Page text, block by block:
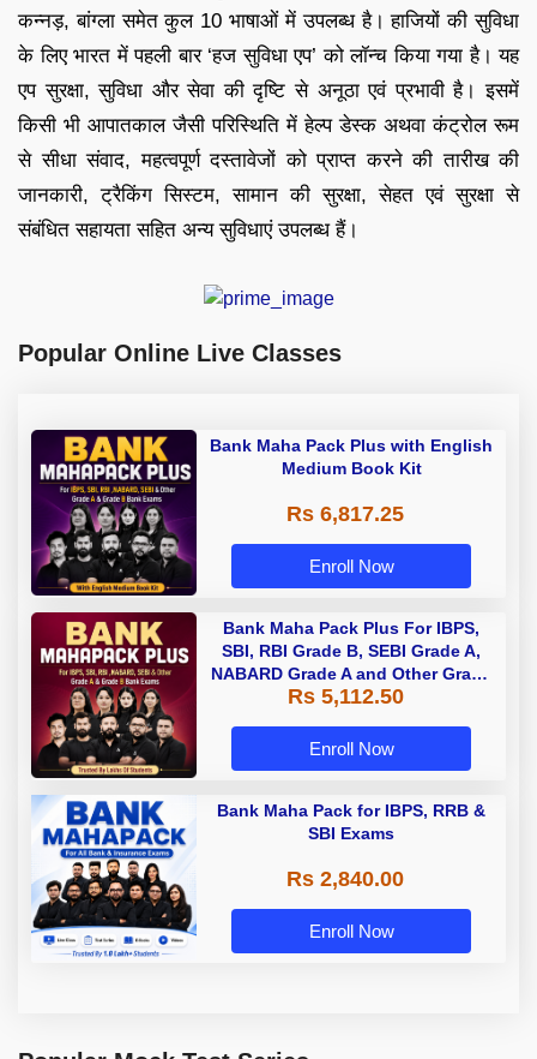
कन्नड़, बांग्ला समेत कुल 10 भाषाओं में उपलब्ध है। हाजियों की सुविधा
के लिए भारत में पहली बार ‘हज सुविधा एप’ को लॉन्च किया गया है। यह
एप सुरक्षा, सुविधा और सेवा की दृष्टि से अनूठा एवं प्रभावी है। इसमें
किसी भी आपातकाल जैसी परिस्थिति में हेल्प डेस्क अथवा कंट्रोल रूम
से सीधा संवाद, महत्वपूर्ण दस्तावेजों को प्राप्त करने की तारीख की
जानकारी, ट्रैकिंग सिस्टम, सामान की सुरक्षा, सेहत एवं सुरक्षा से
संबंधित सहायता सहित अन्य सुविधाएं उपलब्ध हैं।
Popular Online Live Classes
Bank Maha Pack Plus with English
Medium Book Kit
Rs 6,817.25
Enroll Now
Bank Maha Pack Plus For IBPS,
SBI, RBI Grade B, SEBI Grade A,
NABARD Grade A and Other Grade
A & Grade B Bank Exams
Rs 5,112.50
Enroll Now
Bank Maha Pack for IBPS, RRB &
SBI Exams
Rs 2,840.00
Enroll Now